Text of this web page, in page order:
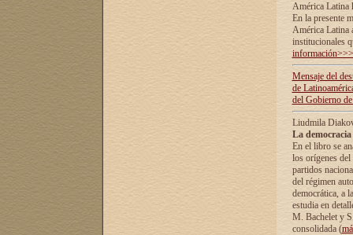
América Latina
En la presente
América Latina
institucionales
información>>>
Mensaje del
de
del Gobierno
Liudmila
La
En el libro se
los orígenes
partidos
del régimen
democrática, а
estudia en
М. Bachelet у
consolidada (